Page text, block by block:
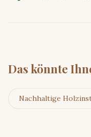
Das könnte
Nachhaltige